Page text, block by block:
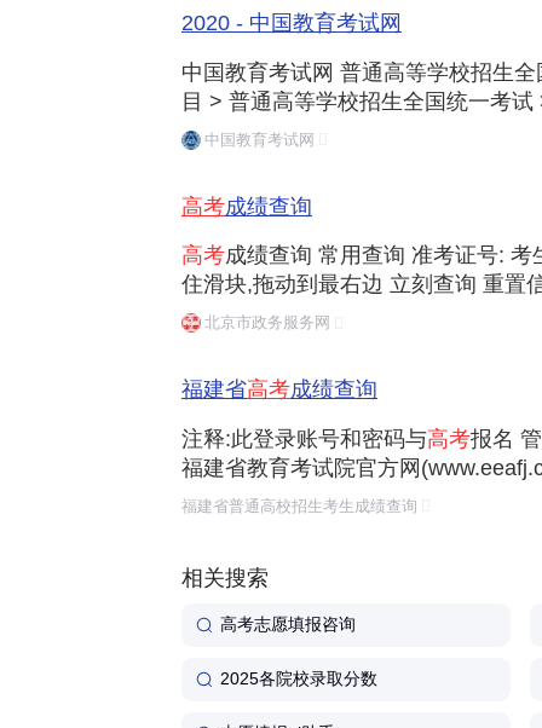
2020 - 中国教育考试网
中国教育考试网 普通高等学校招生
目 > 普通高等学校招生全国统一考
评价 202120202019201820172016
中国教育考试网
高考成绩查询
高考成绩查询 常用查询 准考证号:
住滑块,拖动到最右边 立刻查询 重置
移动端 好差评 浏览器 使用说明
北京市政务服务网
福建省高考成绩查询
注释:此登录账号和密码与高考报名
福建省教育考试院官方网(www.eeafj.cn)版权所有 闽
地址:福建省福州市北环中路59号 邮
福建省普通高校招生考生成绩查询
相关搜索
高考志愿填报咨询
2025各院校录取分数